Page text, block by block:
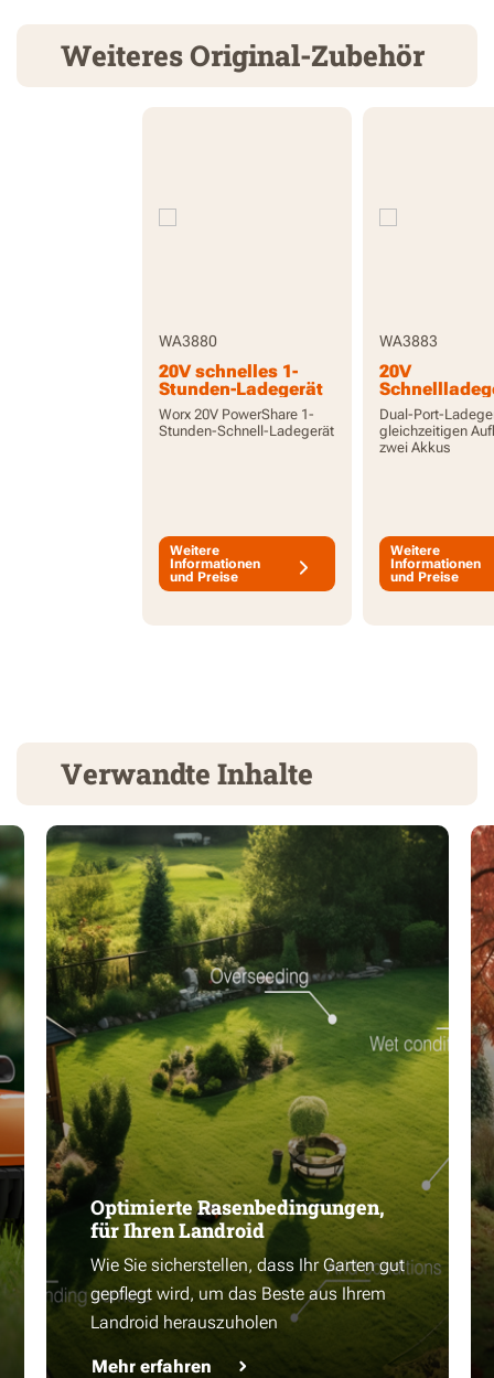
Weiteres Original-Zubehör
WA3880
20V schnelles 1-
Stunden-Ladegerät
Worx 20V PowerShare 1-
Stunden-Schnell-Ladegerät
Weitere
Informationen
und Preise
WA3883
20V
mit zwei
Anschlüssen
Dual-Port-
gleichzeitigen
zwei Akkus
Weitere
Informationen
und Preise
Verwandte Inhalte
Optimierte Rasenbedingungen,
für Ihren Landroid
Wie Sie sicherstellen, dass Ihr Garten gut
gepflegt wird, um das Beste aus Ihrem
Landroid herauszuholen
Mehr erfahren